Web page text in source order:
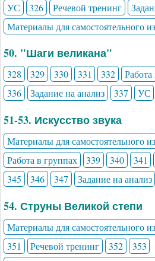
УС
326 Речевой тренинг
Материалы для самостоятельного
50. "Шаги великана"
328 329 330 331 332
336
Задание на анализ 337 УС
51-53. Искусство звука
Материалы для самостоятельного
Работа в группах
339 340 341
345
346 347 Задание на анализ
54. Струны Великой степи
Материалы для самостоятельного
351
Речевой тренинг 352
353